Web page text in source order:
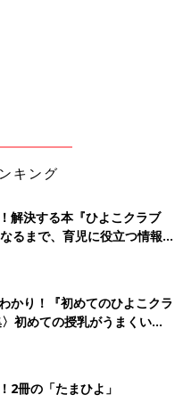
キング
解決する本『ひよこクラブ
るまで、育児に役立つ情報が
かり！『初めてのひよこクラ
初めての授乳がうまくい
基本と夏のトラブル 解決テ
2冊の「たまひよ」